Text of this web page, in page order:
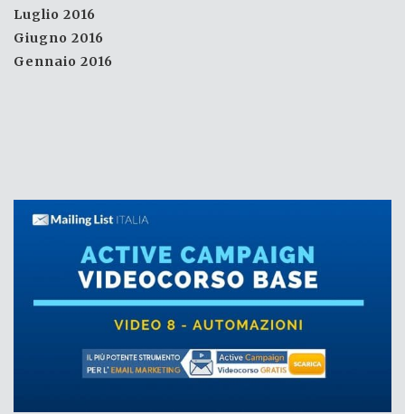
Luglio 2016
Giugno 2016
Gennaio 2016